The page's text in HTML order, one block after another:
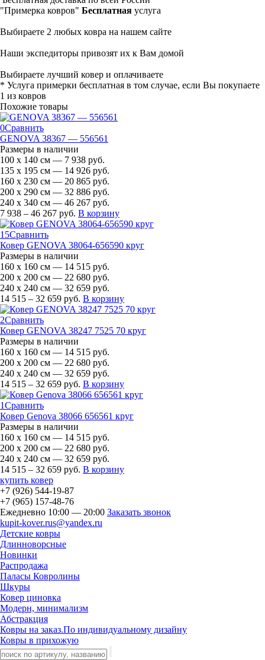
"Примерка ковров" Бесплатная услуга
Выбираете 2 любых ковра на нашем сайте
Наши экспедиторы привозят их к Вам домой
Выбираете лучший ковер и оплачиваете
* Услуга примерки бесплатная в том случае, если Вы покупаете
1 из ковров
Похожие товары
0Сравнить
GENOVA 38367 — 556561
Размеры в наличии
100 х 140 см — 7 938 руб.
135 х 195 см — 14 926 руб.
160 х 230 см — 20 865 руб.
200 х 290 см — 32 886 руб.
240 х 340 см — 46 267 руб.
7 938 – 46 267 руб. В корзину
15Сравнить
Ковер GENOVA 38064-656590 круг
Размеры в наличии
160 х 160 см — 14 515 руб.
200 х 200 см — 22 680 руб.
240 х 240 см — 32 659 руб.
14 515 – 32 659 руб. В корзину
2Сравнить
Ковер GENOVA 38247 7525 70 круг
Размеры в наличии
160 х 160 см — 14 515 руб.
200 х 200 см — 22 680 руб.
240 х 240 см — 32 659 руб.
14 515 – 32 659 руб. В корзину
1Сравнить
Ковер Genova 38066 656561 круг
Размеры в наличии
160 х 160 см — 14 515 руб.
200 х 200 см — 22 680 руб.
240 х 240 см — 32 659 руб.
14 515 – 32 659 руб. В корзину
купить ковер
+7 (926) 544-19-87
+7 (965) 157-48-76
Ежедневно 10:00 — 20:00 Заказать звонок
kupit-kover.rus@yandex.ru
Детские ковры
Длинноворсные
Новинки
Распродажа
Паласы Ковролины
Шкуры
Ковер циновка
Модерн, минимализм
Абстракция
Ковры на заказ.По индивидуальному дизайну
Ковры в прихожую